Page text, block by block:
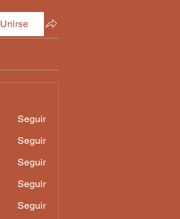
Unirse
Seguir
Seguir
Seguir
Seguir
Seguir